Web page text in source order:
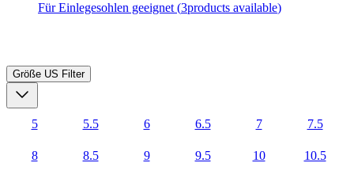
Für Einlegesohlen geeignet (3products available)
Größe US Filter
5 5.5 6 6.5 7 7.5
8 8.5 9 9.5 10 10.5